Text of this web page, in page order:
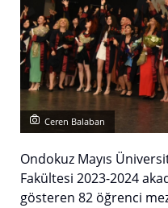
Ceren Balaban
Ondokuz Mayıs
Fakültesi 2023-2024
gösteren 82 öğrenci